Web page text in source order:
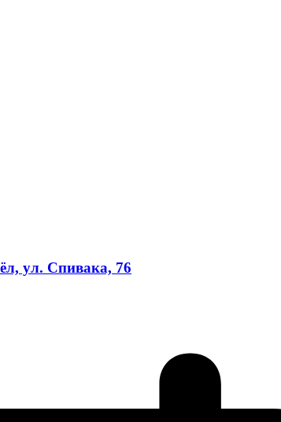
ул. Спивака, 76